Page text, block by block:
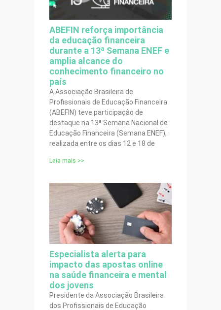
ABEFIN reforça importância
da educação financeira
durante a 13ª Semana ENEF e
amplia alcance do
conhecimento financeiro no
país
A Associação Brasileira de
Profissionais de Educação Financeira
(ABEFIN) teve participação de
destaque na 13ª Semana Nacional de
Educação Financeira (Semana ENEF),
realizada entre os dias 12 e 18 de
Leia mais >>
Especialista alerta para
impacto das apostas online
na saúde financeira e mental
dos jovens
Presidente da Associação Brasileira
dos Profissionais de Educação